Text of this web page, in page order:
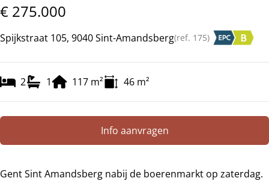
€ 275.000
Spijkstraat 105, 9040 Sint-Amandsberg(ref. 175)
2 1 117 m² 46 m²
Info aanvragen
Gent Sint Amandsberg nabij de boerenmarkt op zaterdag.